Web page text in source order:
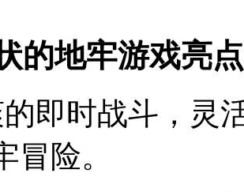
的地牢游戏亮点
即时战斗，灵
冒险。